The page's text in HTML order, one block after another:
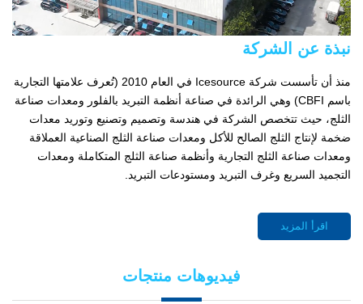
نبذة عن الشركة
منذ أن تأسست شركة Icesource في العام 2010 (تُعرف علامتها التجارية
باسم CBFI) وهي الرائدة في صناعة أنظمة التبريد بالفلور ومعدات صناعة
الثلج، حيث تتخصص الشركة في هندسة وتصميم وتصنيع وتوريد معدات
ضخمة لإنتاج الثلج الصالح للأكل ومعدات صناعة الثلج الصناعية العملاقة
ومعدات صناعة الثلج التجارية وأنظمة صناعة الثلج المتكاملة ومعدات
التجميد السريع وغرف التبريد ومستودعات التبريد.
اقرأ المزيد
فيديوهات منتجات